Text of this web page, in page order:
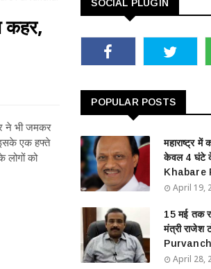
कहर,
ने भी जमकर
इसके एक हफ्ते
लोगों को
SOCIAL PLUGIN
POPULAR POSTS
महाराष्ट्र में
केवल 4 घंटे
Khabare
April 19,
15 मई तक
मंत्री
April 28,